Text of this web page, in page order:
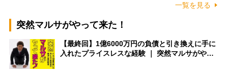
一覧を見る
突然マルサがやって来た！
【最終回】1億6000万円の負債と引き換えに手に
入れたプライスレスな経験 ｜ 突然マルサがや…